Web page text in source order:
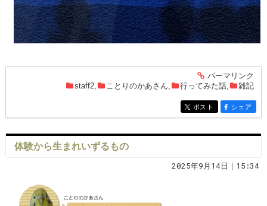
entry1488
パーマリンク
staff2, ことりのかあさん, 行ってみた話, 雑記
entry1488
ポスト entry1488
シェア
体験から生まれいずるもの
2025年9月14日｜15:34